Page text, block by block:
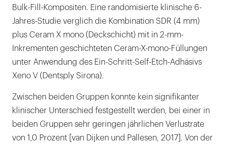
Bulk-Fill-Kompositen. Eine randomisierte klinische 6-
Jahres-Studie verglich die Kombination SDR (4 mm)
plus Ceram X mono (Deckschicht) mit in 2-mm-
Inkrementen geschichteten Ceram-X-mono-Füllungen
unter Anwendung des Ein-Schritt-Self-Etch-Adhäsivs
Xeno V (Dentsply Sirona).
Zwischen beiden Gruppen konnte kein signifikanter
klinischer Unterschied festgestellt werden, bei einer in
beiden Gruppen sehr geringen jährlichen Verlustrate
von 1,0 Prozent [van Dijken und Pallesen, 2017]. Von der